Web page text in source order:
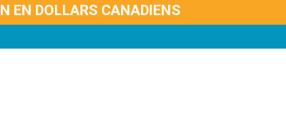
EN DOLLARS CANADIENS